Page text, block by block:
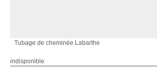
Tubage de cheminée Labarthe
indisponible